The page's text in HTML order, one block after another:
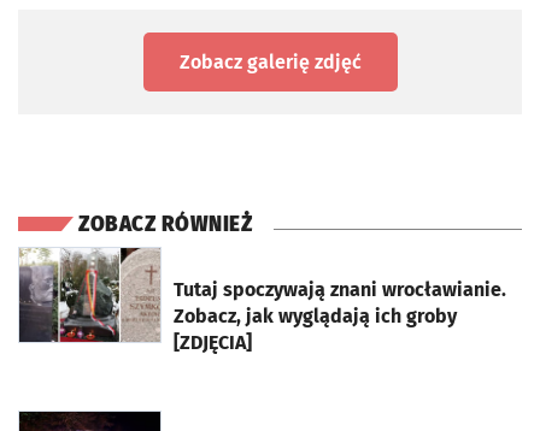
Zobacz galerię zdjęć
ZOBACZ RÓWNIEŻ
Tutaj spoczywają znani wrocławianie.
Zobacz, jak wyglądają ich groby
[ZDJĘCIA]
otworzy się w nowej karcie